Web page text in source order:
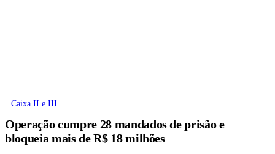
Caixa II e III
Operação cumpre 28 mandados de prisão e
bloqueia mais de R$ 18 milhões